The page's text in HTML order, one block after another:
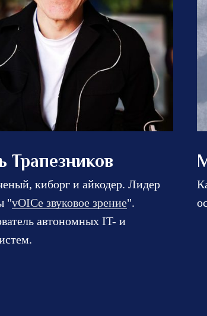
Трапезников
киборг и айкодер. Лидер
"vOICe звуковое зрение".
автономных IT- и